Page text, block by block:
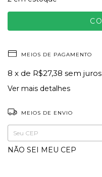
MEIOS DE PAGAMENTO
8 x de R$27,38 sem juros
Ver mais detalhes
MEIOS DE ENVIO
Entregas para o CEP:
NÃO SEI MEU CEP